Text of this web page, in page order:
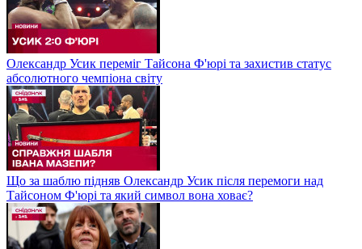
Олександр Усик переміг Тайсона Ф'юрі та захистив статус
абсолютного чемпіона світу
Що за шаблю підняв Олександр Усик після перемоги над
Тайсоном Ф'юрі та який символ вона ховає?